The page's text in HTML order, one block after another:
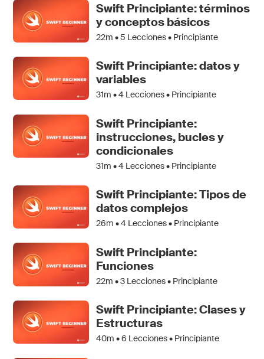
Swift Principiante: términos
y conceptos básicos
22m •5 Lecciones • Principiante
Swift Principiante: datos y
variables
31m •4 Lecciones • Principiante
Swift Principiante:
instrucciones, bucles y
condicionales
31m •4 Lecciones • Principiante
Swift Principiante: Tipos de
datos complejos
26m •4 Lecciones • Principiante
Swift Principiante:
Funciones
22m •3 Lecciones • Principiante
Swift Principiante: Clases y
Estructuras
40m •6 Lecciones • Principiante